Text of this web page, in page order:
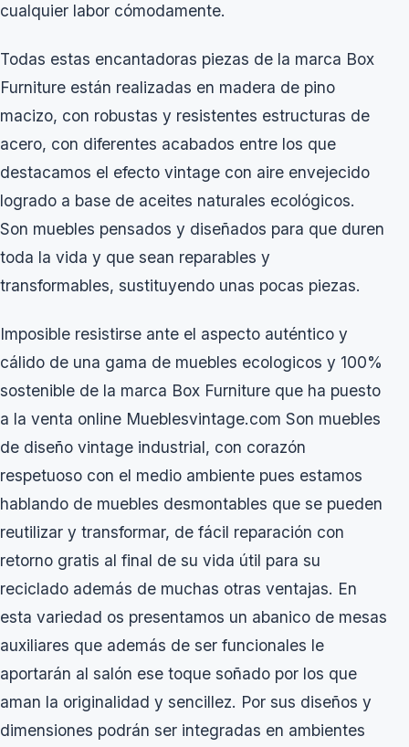
cualquier labor cómodamente.
Todas estas encantadoras piezas de la marca Box
Furniture están realizadas en madera de pino
macizo, con robustas y resistentes estructuras de
acero, con diferentes acabados entre los que
destacamos el efecto vintage con aire envejecido
logrado a base de aceites naturales ecológicos.
Son muebles pensados y diseñados para que duren
toda la vida y que sean reparables y
transformables, sustituyendo unas pocas piezas.
Imposible resistirse ante el aspecto auténtico y
cálido de una gama de muebles ecologicos y 100%
sostenible de la marca Box Furniture que ha puesto
a la venta online Mueblesvintage.com Son muebles
de diseño vintage industrial, con corazón
respetuoso con el medio ambiente pues estamos
hablando de muebles desmontables que se pueden
reutilizar y transformar, de fácil reparación con
retorno gratis al final de su vida útil para su
reciclado además de muchas otras ventajas. En
esta variedad os presentamos un abanico de mesas
auxiliares que además de ser funcionales le
aportarán al salón ese toque soñado por los que
aman la originalidad y sencillez. Por sus diseños y
dimensiones podrán ser integradas en ambientes